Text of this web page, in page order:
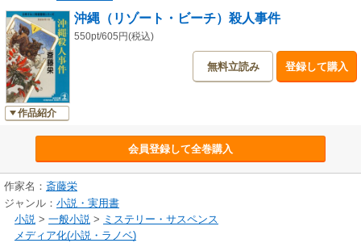
作品紹介
沖縄（リゾート・ビーチ）殺人事件
550pt/605円(税込)
無料立読み 登録して購入
会員登録して全巻購入
作家名： 斎藤栄
ジャンル： 小説・実用書
小説 > 一般小説 > ミステリー・サスペンス
メディア化(小説・ラノベ)